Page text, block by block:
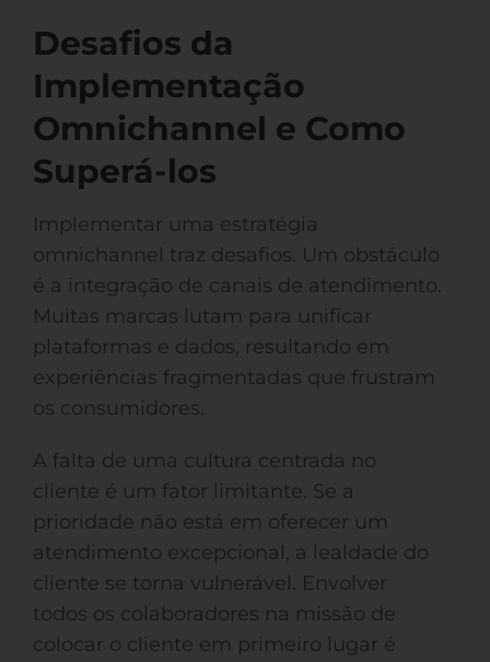
Desafios da
Implementação
Omnichannel e Como
Superá-los
Implementar uma estratégia
omnichannel traz desafios. Um obstáculo
é a integração de canais de atendimento.
Muitas marcas lutam para unificar
plataformas e dados, resultando em
experiências fragmentadas que frustram
os consumidores.
A falta de uma cultura centrada no
cliente é um fator limitante. Se a
prioridade não está em oferecer um
atendimento excepcional, a lealdade do
cliente se torna vulnerável. Envolver
todos os colaboradores na missão de
colocar o cliente em primeiro lugar é